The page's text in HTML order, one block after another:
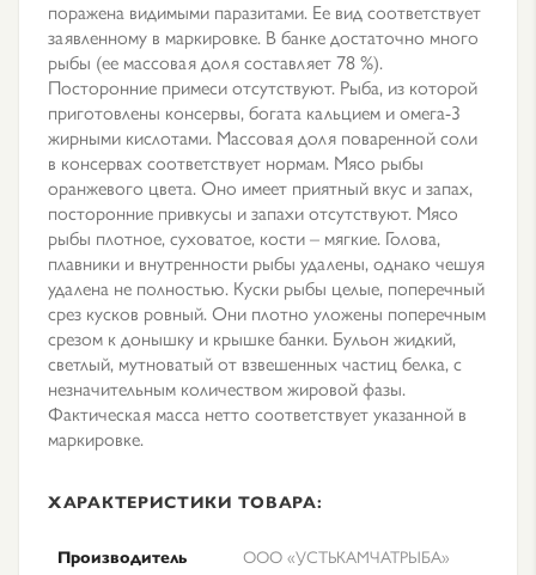
поражена видимыми паразитами. Ее вид соответствует
заявленному в маркировке. В банке достаточно много
рыбы (ее массовая доля составляет 78 %).
Посторонние примеси отсутствуют. Рыба, из которой
приготовлены консервы, богата кальцием и омега-3
жирными кислотами. Массовая доля поваренной соли
в консервах соответствует нормам. Мясо рыбы
оранжевого цвета. Оно имеет приятный вкус и запах,
посторонние привкусы и запахи отсутствуют. Мясо
рыбы плотное, суховатое, кости – мягкие. Голова,
плавники и внутренности рыбы удалены, однако чешуя
удалена не полностью. Куски рыбы целые, поперечный
срез кусков ровный. Они плотно уложены поперечным
срезом к донышку и крышке банки. Бульон жидкий,
светлый, мутноватый от взвешенных частиц белка, с
незначительным количеством жировой фазы.
Фактическая масса нетто соответствует указанной в
маркировке.
ХАРАКТЕРИСТИКИ ТОВАРА:
Производитель
ООО «УСТЬКАМЧАТРЫБА»